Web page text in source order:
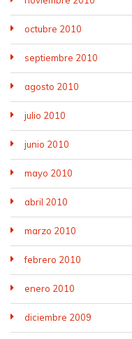
octubre 2010
septiembre 2010
agosto 2010
julio 2010
junio 2010
mayo 2010
abril 2010
marzo 2010
febrero 2010
enero 2010
diciembre 2009